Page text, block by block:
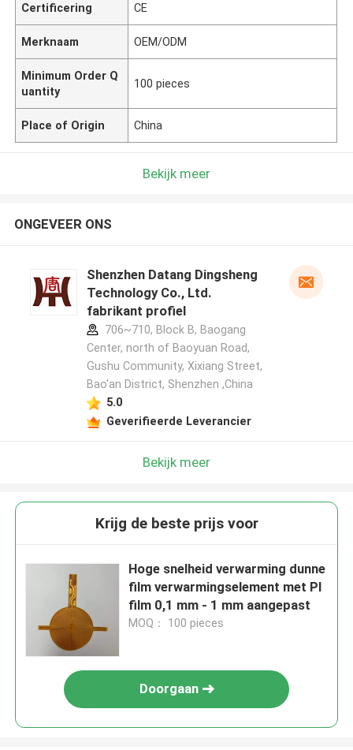
Certificering CE
Merknaam OEM/ODM
Minimum Order Q
uantity
100 pieces
Place of Origin China
Bekijk meer
ONGEVEER ONS
Shenzhen Datang Dingsheng
Technology Co., Ltd.
fabrikant profiel
706~710, Block B, Baogang
Center, north of Baoyuan Road,
Gushu Community, Xixiang Street,
Bao'an District, Shenzhen ,China
5.0
Geverifieerde Leverancier
Bekijk meer
Krijg de beste prijs voor
Hoge snelheid verwarming dunne
film verwarmingselement met PI
film 0,1 mm - 1 mm aangepast
MOQ： 100 pieces
Doorgaan